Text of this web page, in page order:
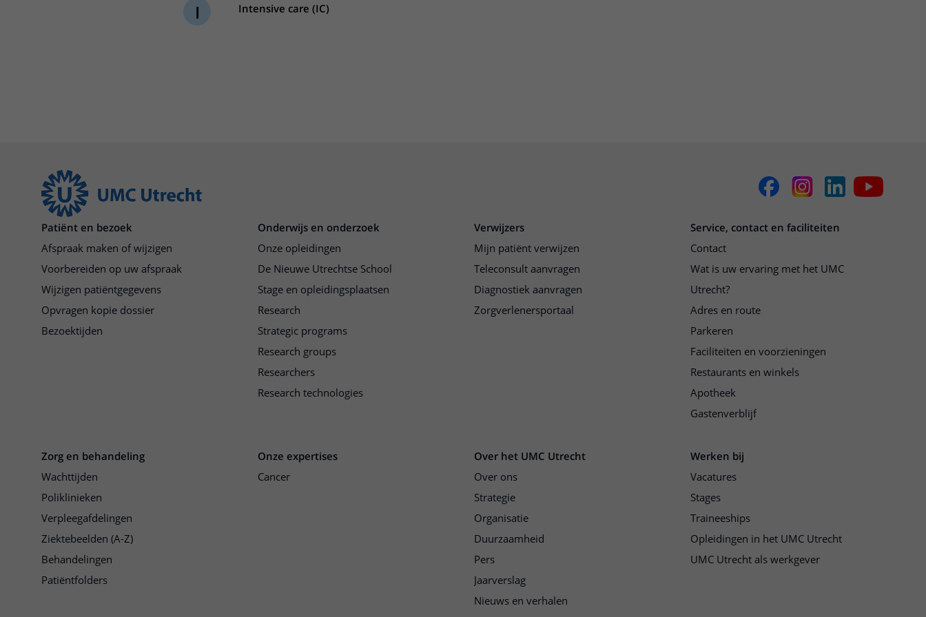
Bezoektijden
I Intensive care (IC)
Patiënt en bezoek
Afspraak maken of wijzigen
Voorbereiden op uw afspraak
Wijzigen patiëntgegevens
Opvragen kopie dossier
Bezoektijden
Onderwijs en onderzoek
Onze opleidingen
De Nieuwe Utrechtse School
Stage en opleidingsplaatsen
Research
Strategic programs
Research groups
Researchers
Research technologies
Verwijzers
Mijn patiënt verwijzen
Teleconsult aanvragen
Diagnostiek aanvragen
Zorgverlenersportaal
Service, contact en faciliteiten
Contact
Wat is uw ervaring met het UMC
Utrecht?
Adres en route
Parkeren
Faciliteiten en voorzieningen
Restaurants en winkels
Apotheek
Gastenverblijf
Zorg en behandeling
Wachttijden
Poliklinieken
Verpleegafdelingen
Ziektebeelden (A-Z)
Behandelingen
Patiëntfolders
Onze expertises
Cancer
Over het UMC Utrecht
Over ons
Strategie
Organisatie
Duurzaamheid
Pers
Jaarverslag
Nieuws en verhalen
Werken bij
Vacatures
Stages
Traineeships
Opleidingen in het UMC Utrecht
UMC Utrecht als werkgever